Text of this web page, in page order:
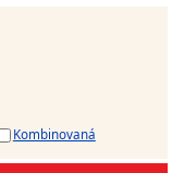
Kombinovaná